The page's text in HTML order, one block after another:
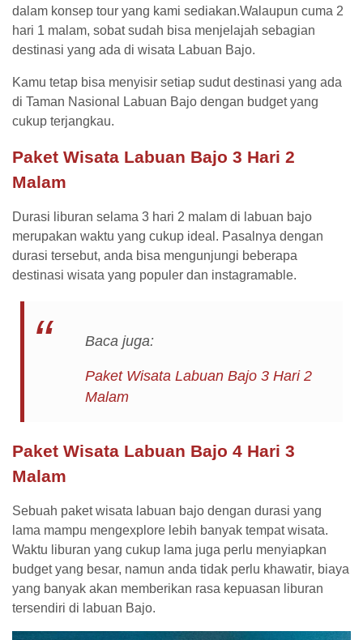
dalam konsep tour yang kami sediakan.Walaupun cuma 2
hari 1 malam, sobat sudah bisa menjelajah sebagian
destinasi yang ada di wisata Labuan Bajo.
Kamu tetap bisa menyisir setiap sudut destinasi yang ada
di Taman Nasional Labuan Bajo dengan budget yang
cukup terjangkau.
Paket Wisata Labuan Bajo 3 Hari 2
Malam
Durasi liburan selama 3 hari 2 malam di labuan bajo
merupakan waktu yang cukup ideal. Pasalnya dengan
durasi tersebut, anda bisa mengunjungi beberapa
destinasi wisata yang populer dan instagramable.
Baca juga:
Paket Wisata Labuan Bajo 3 Hari 2
Malam
Paket Wisata Labuan Bajo 4 Hari 3
Malam
Sebuah paket wisata labuan bajo dengan durasi yang
lama mampu mengexplore lebih banyak tempat wisata.
Waktu liburan yang cukup lama juga perlu menyiapkan
budget yang besar, namun anda tidak perlu khawatir, biaya
yang banyak akan memberikan rasa kepuasan liburan
tersendiri di labuan Bajo.